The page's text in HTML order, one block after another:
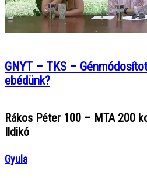
GNYT – TKS –
ebédünk?
Rákos Péter 100 – MTA 200
Ildikó
Gyula